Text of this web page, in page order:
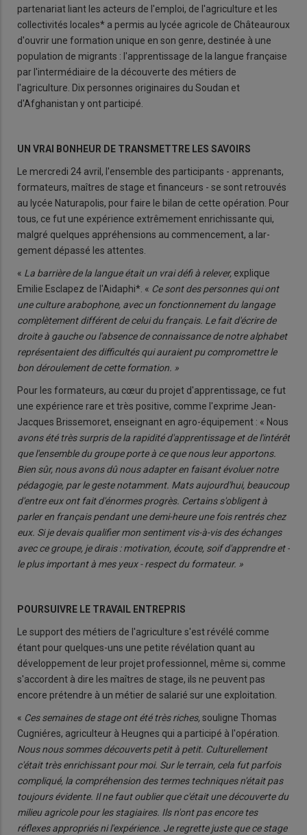
partena­riat liant les acteurs de l'emploi, de l'agriculture et les
collecti­vités locales* a permis au lycée agricole de Châteauroux
d'ou­vrir une formation unique en son genre, destinée à une
popu­lation de migrants : l'apprentis­sage de la langue française
par l'intermédiaire de la découverte des métiers de
l'agriculture. Dix personnes originaires du Soudan et
d'Afghanistan y ont participé.
UN VRAI BONHEUR DE TRANSMETTRE LES SAVOIRS
Le mercredi 24 avril, l'ensemble des participants - apprenants,
formateurs, maîtres de stage et financeurs - se sont retrouvés
au lycée Naturapolis, pour faire le bilan de cette opération. Pour
tous, ce fut une expérience extrêmement enrichissante qui,
malgré quelques appréhensions au commencement, a lar­
gement dépassé les attentes.
« La barrière de la langue était un vrai défi à relever, explique
Emilie Esclapez de l'Aidaphi*. « Ce sont des personnes qui ont
une culture arabophone, avec un fonc­tionnement du langage
complète­ment différent de celui du français. Le fait d'écrire de
droite à gauche ou l'absence de connaissance de notre alphabet
représentaient des difficul­tés qui auraient pu compromettre le
bon déroulement de cette formation. »
Pour les formateurs, au cœur du projet d'apprentissage, ce fut
une expérience rare et très positive, comme l'exprime Jean-
Jacques Brissemoret, enseignant en agro-équipement : « Nous
avons été très surpris de la rapidité d'apprentissage et de l'intérêt
que l'ensemble du groupe porte à ce que nous leur apportons.
Bien sûr, nous avons dû nous adapter en faisant évoluer notre
pédagogie, par le geste notamment. Mats aujourd'hui, beaucoup
d'entre eux ont fait d'énormes progrès. Certains s'obligent à
parler en français pendant une demi-heure une fois rentrés chez
eux. Si je devais qualifier mon sentiment vis-à-vis des échanges
avec ce groupe, je dirais : motivation, écoute, soif d'apprendre et -
le plus important à mes yeux - respect du formateur. »
POURSUIVRE LE TRAVAIL ENTREPRIS
Le support des métiers de l'agri­culture s'est révélé comme
étant pour quelques-uns une petite révélation quant au
développe­ment de leur projet professionnel, même si, comme
s'accordent à dire les maîtres de stage, ils ne peuvent pas
encore prétendre à un métier de salarié sur une exploitation.
« Ces semaines de stage ont été très riches, souligne Thomas
Cugniéres, agriculteur à Heugnes qui a participé à l'opé­ration.
Nous nous sommes décou­verts petit à petit. Culturellement
c'était très enrichissant pour moi. Sur le terrain, cela fut parfois
com­pliqué, la compréhension des termes techniques n'était pas
toujours évi­dente. Il ne faut oublier que c'était une découverte du
milieu agricole pour les stagiaires. Ils n'ont pas encore tes
réflexes appropriés ni l'expérience. Je regrette juste que ce stage